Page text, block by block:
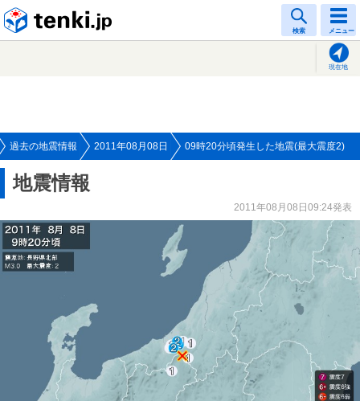
検索 メニュー
現在地
過去の地震情報 2011年08月08日 09時20分頃発生した地震(最大震度2)
地震情報
2011年08月08日09:24発表